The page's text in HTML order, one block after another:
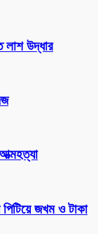
লাশ উদ্ধার
পিটিয়ে জখম ও টাকা